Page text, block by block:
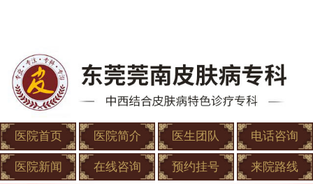
医院首页 医院简介 医生团队 电话咨询
医院新闻 在线咨询 预约挂号 来院路线